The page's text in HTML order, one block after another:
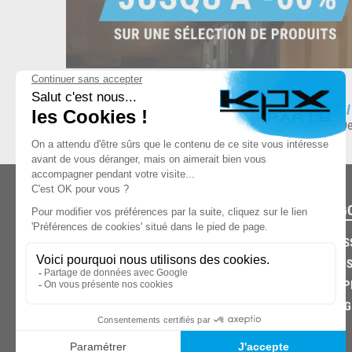
ESPACE DE STOCKAGE
8.500 produits en stock
03.85.32.96.74
© 2026 -KPX PARTS- SITE CRÉÉ PARLET'S CLIC